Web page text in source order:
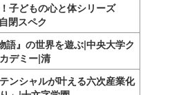
子どもの心と体シリーズ
閉スペク
語』の世界を遊ぶ|中央大学ク
デミー|清
テンシャルが叶える六次産業化